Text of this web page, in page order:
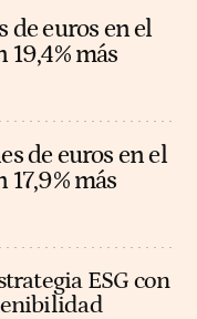
euros en el
más
de euros en el
más
ESG con